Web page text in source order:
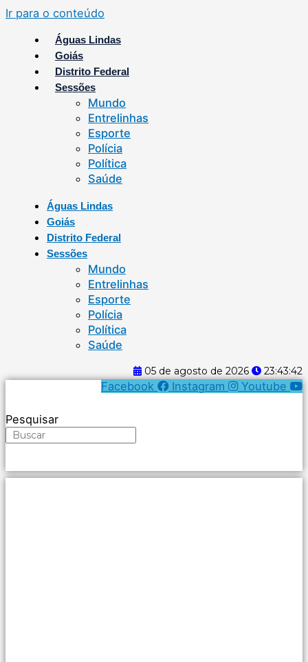
Ir para o conteúdo
Águas Lindas
Goiás
Distrito Federal
Sessões
Mundo
Entrelinhas
Esporte
Polícia
Política
Saúde
Águas Lindas
Goiás
Distrito Federal
Sessões
Mundo
Entrelinhas
Esporte
Polícia
Política
Saúde
05 de agosto de 2026 23:43:42
Facebook Instagram Youtube
Pesquisar